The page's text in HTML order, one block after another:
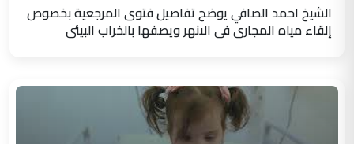
الشيخ احمد الصافي يوضح تفاصيل فتوى المرجعية بخصوص
إلقاء مياه المجاري في الانهر ويصفها بالخراب البيئي